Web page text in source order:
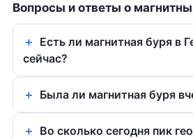
Вопросы и ответы о
Есть ли магнитная буря в
сейчас?
Была ли магнитная буря
Во сколько сегодня пик